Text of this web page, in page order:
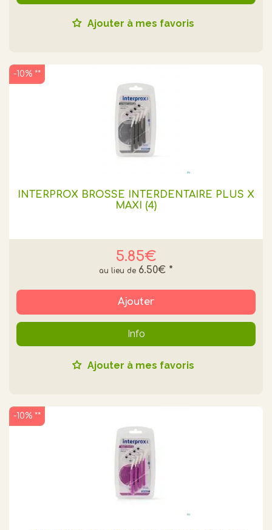
Ajouter à mes favoris
INTERPROX BROSSE INTERDENTAIRE PLUS X
MAXI (4)
5.85€
6.50€ *
-10% **
Ajouter
Info
Ajouter à mes favoris
-10% **